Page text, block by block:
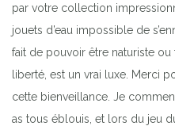
par votre collection
jouets d’eau impossible de
fait de pouvoir être naturiste
liberté, est un vrai luxe. Merci
cette bienveillance. Je
as tous éblouis, et lors du jeu